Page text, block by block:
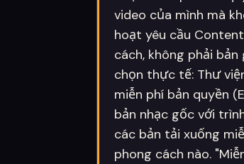
video của mình mà
hoạt yêu cầu
cách, không phải
chọn thực tế: Thư
miễn phí bản quyền
bản nhạc gốc với
các bản tải xuống
phong cách nào.